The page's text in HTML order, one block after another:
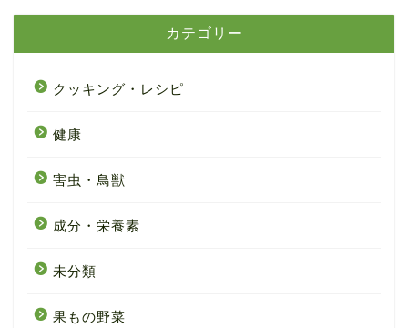
カテゴリー
クッキング・レシピ
健康
害虫・鳥獣
成分・栄養素
未分類
果もの野菜